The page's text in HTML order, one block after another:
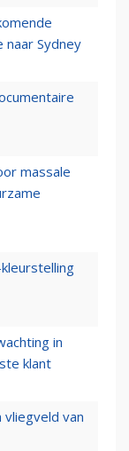
Sydney
massale
in
klant
van